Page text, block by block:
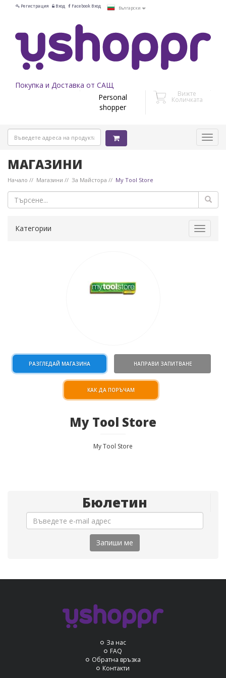
Регистрация Вход Facebook Вход Български
Покупка и Доставка от САЩ
Personal
shopper
Вижте
Количката
МАГАЗИНИ
Начало Магазини За Майстора My Tool Store
Toggle
Категории
РАЗГЛЕДАЙ МАГАЗИНА НАПРАВИ ЗАПИТВАНЕ
КАК ДА ПОРЪЧАМ
My Tool Store
My Tool Store
Бюлетин
Запиши ме
За нас
FAQ
Обратна връзка
Контакти